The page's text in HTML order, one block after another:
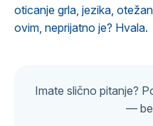
oticanje grla, jezika,
ovim, neprijatno je? Hvala.
Imate slično pitanje?
—